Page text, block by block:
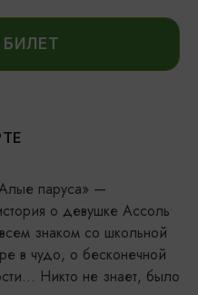
паруса» —
о девушке Ассоль
знаком со школьной
в чудо, о бесконечной
Никто не знает, было